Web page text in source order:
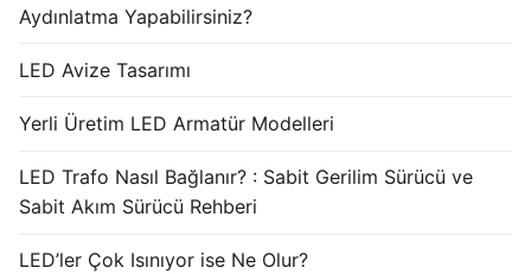
Aydınlatma Yapabilirsiniz?
LED Avize Tasarımı
Yerli Üretim LED Armatür Modelleri
LED Trafo Nasıl Bağlanır? : Sabit Gerilim Sürücü ve
Sabit Akım Sürücü Rehberi
LED’ler Çok Isınıyor ise Ne Olur?